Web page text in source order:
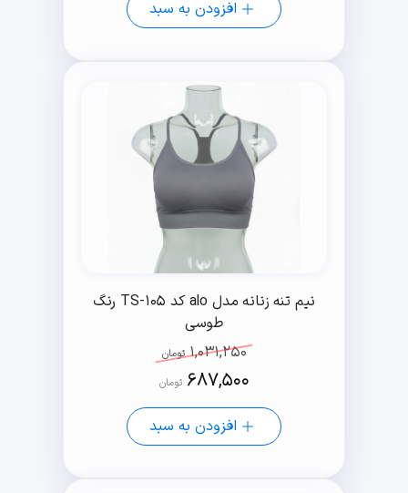
افزودن به سبد
نیم تنه زنانه مدل alo کد TS-105 رنگ
طوسی
1,031,250 تومان
687,500 تومان
افزودن به سبد